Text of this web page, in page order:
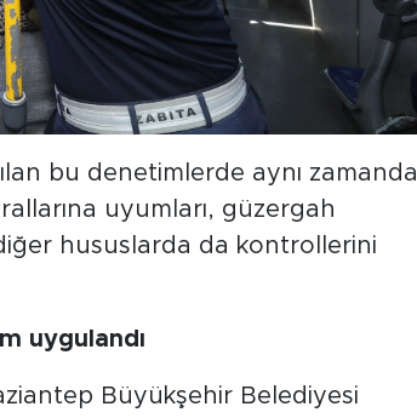
bu denetimlerde aynı zamanda
uyumları, güzergah
hususlarda da kontrollerini
uygulandı
Büyükşehir Belediyesi